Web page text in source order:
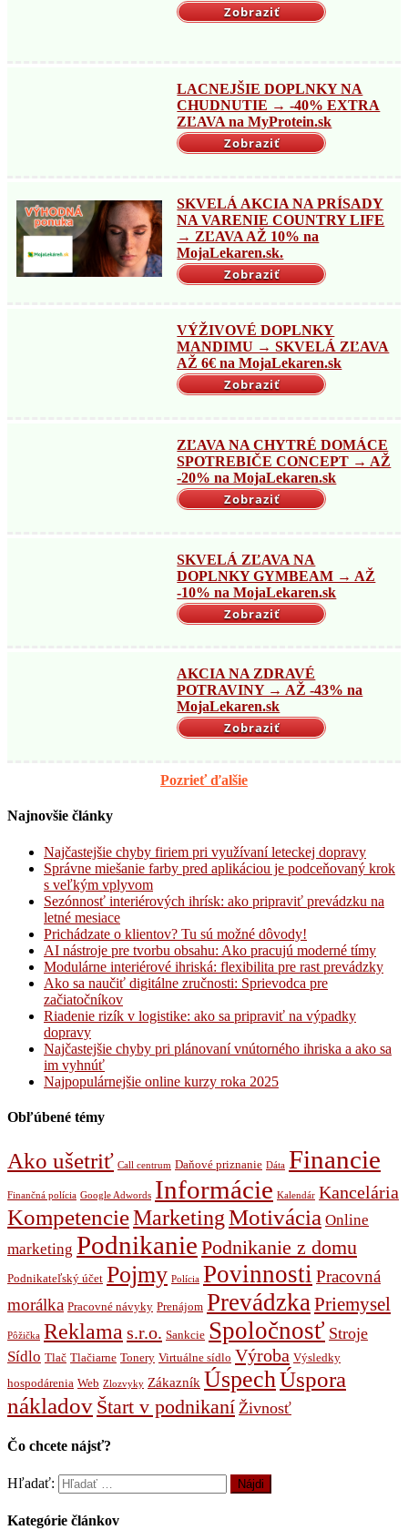
Zobraziť
LACNEJŠIE DOPLNKY NA
CHUDNUTIE → -40% EXTRA
ZĽAVA na MyProtein.sk
Zobraziť
SKVELÁ AKCIA NA PRÍSADY
NA VARENIE COUNTRY LIFE
→ ZĽAVA AŽ 10% na
MojaLekaren.sk.
Zobraziť
VÝŽIVOVÉ DOPLNKY
MANDIMU → SKVELÁ ZĽAVA
AŽ 6€ na MojaLekaren.sk
Zobraziť
ZĽAVA NA CHYTRÉ DOMÁCE
SPOTREBIČE CONCEPT → AŽ
-20% na MojaLekaren.sk
Zobraziť
SKVELÁ ZĽAVA NA
DOPLNKY GYMBEAM → AŽ
-10% na MojaLekaren.sk
Zobraziť
AKCIA NA ZDRAVÉ
POTRAVINY → AŽ -43% na
MojaLekaren.sk
Zobraziť
Pozrieť ďalšie
Najnovšie články
Najčastejšie chyby firiem pri využívaní leteckej dopravy
Správne miešanie farby pred aplikáciou je podceňovaný krok
s veľkým vplyvom
Sezónnosť interiérových ihrísk: ako pripraviť prevádzku na
letné mesiace
Prichádzate o klientov? Tu sú možné dôvody!
AI nástroje pre tvorbu obsahu: Ako pracujú moderné tímy
Modulárne interiérové ihriská: flexibilita pre rast prevádzky
Ako sa naučiť digitálne zručnosti: Sprievodca pre
začiatočníkov
Riadenie rizík v logistike: ako sa pripraviť na výpadky
dopravy
Najčastejšie chyby pri plánovaní vnútorného ihriska a ako sa
im vyhnúť
Najpopulárnejšie online kurzy roka 2025
Obľúbené témy
Ako ušetriť Call centrum Daňové priznanie Dáta Financie
Finančná polícia Google Adwords Informácie Kalendár Kancelária
KompetencieMarketingMotivácia Online
marketing Podnikanie Podnikanie z domu
Podnikateľský účet Pojmy Polícia Povinnosti Pracovná
morálka Pracovné návyky Prenájom PrevádzkaPriemysel
Pôžička Reklama s.r.o. Sankcie Spoločnosť Stroje
Sídlo Tlač Tlačiarne Tonery Virtuálne sídlo Výroba Výsledky
hospodárenia Web Zlozvyky Zákazník ÚspechÚspora
nákladov Štart v podnikaní Živnosť
Čo chcete nájsť?
Hľadať:
Kategórie článkov